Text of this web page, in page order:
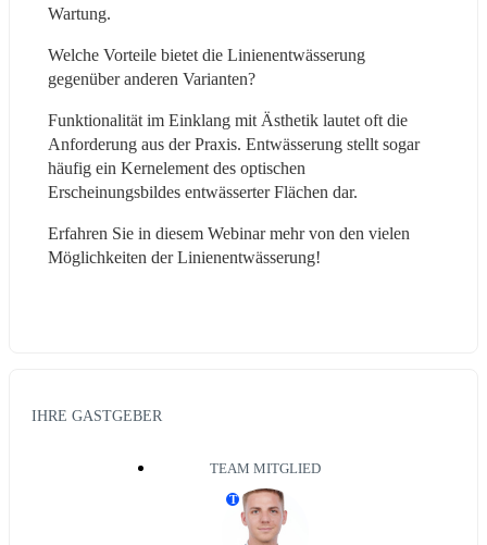
Wartung.
Welche Vorteile bietet die Linienentwässerung
gegenüber anderen Varianten?
Funktionalität im Einklang mit Ästhetik lautet oft die
Anforderung aus der Praxis. Entwässerung stellt sogar
häufig ein Kernelement des optischen
Erscheinungsbildes entwässerter Flächen dar.
Erfahren Sie in diesem Webinar mehr von den vielen
Möglichkeiten der Linienentwässerung!
IHRE GASTGEBER
TEAM MITGLIED
T